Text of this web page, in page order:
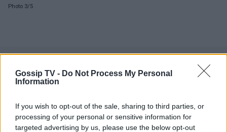
Gossip TV - Do Not Process My Personal
Information
If you wish to opt-out of the sale, sharing to third parties, or
processing of your personal or sensitive information for
targeted advertising by us, please use the below opt-out
Photo 3/5